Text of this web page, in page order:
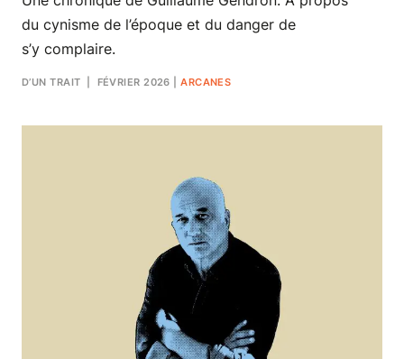
du cynisme de l’époque et du danger de
s’y complaire.
D’UN TRAIT | FÉVRIER 2026 |ARCANES